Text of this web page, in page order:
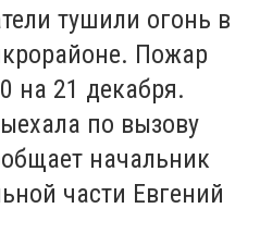
тушили огонь в
Пожар
на 21 декабря.
по вызову
начальник
части Евгений